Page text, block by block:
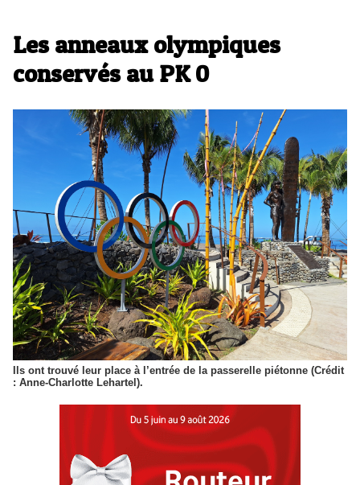
Les anneaux olympiques
conservés au PK 0
Ils ont trouvé leur place à l’entrée de la passerelle piétonne (Crédit
: Anne-Charlotte Lehartel).